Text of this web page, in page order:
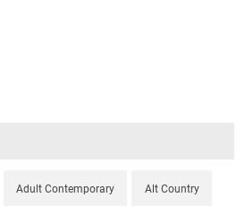
Adult Contemporary Alt Country